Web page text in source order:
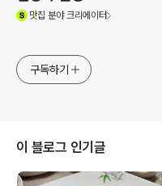
맛집 분야 크리에이터
구독하기
이 블로그 인기글